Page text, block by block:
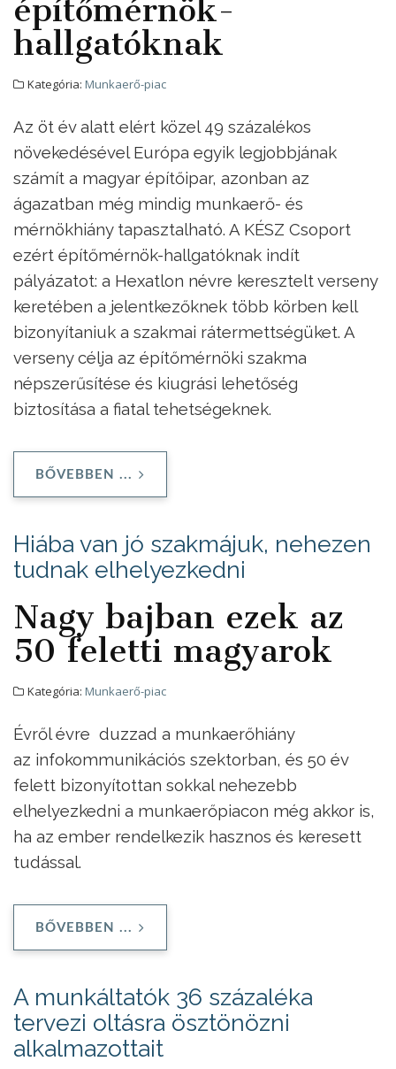
építőmérnök-
hallgatóknak
Kategória: Munkaerő-piac
Az öt év alatt elért közel 49 százalékos
növekedésével Európa egyik legjobbjának
számít a magyar építőipar, azonban az
ágazatban még mindig munkaerő- és
mérnökhiány tapasztalható. A KÉSZ Csoport
ezért építőmérnök-hallgatóknak indít
pályázatot: a Hexatlon névre keresztelt verseny
keretében a jelentkezőknek több körben kell
bizonyítaniuk a szakmai rátermettségüket. A
verseny célja az építőmérnöki szakma
népszerűsítése és kiugrási lehetőség
biztosítása a fiatal tehetségeknek.
BŐVEBBEN ...
Hiába van jó szakmájuk, nehezen
tudnak elhelyezkedni
Nagy bajban ezek az
50 feletti magyarok
Kategória: Munkaerő-piac
Évről évre duzzad a munkaerőhiány
az infokommunikációs szektorban, és 50 év
felett bizonyítottan sokkal nehezebb
elhelyezkedni a munkaerőpiacon még akkor is,
ha az ember rendelkezik hasznos és keresett
tudással.
BŐVEBBEN ...
A munkáltatók 36 százaléka
tervezi oltásra ösztönözni
alkalmazottait